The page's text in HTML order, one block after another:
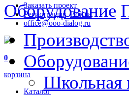
Заказать проект
Регистрация Войти
office@ooo-dialog.ru
0
корзина
Каталог
Оборудование
Школьная